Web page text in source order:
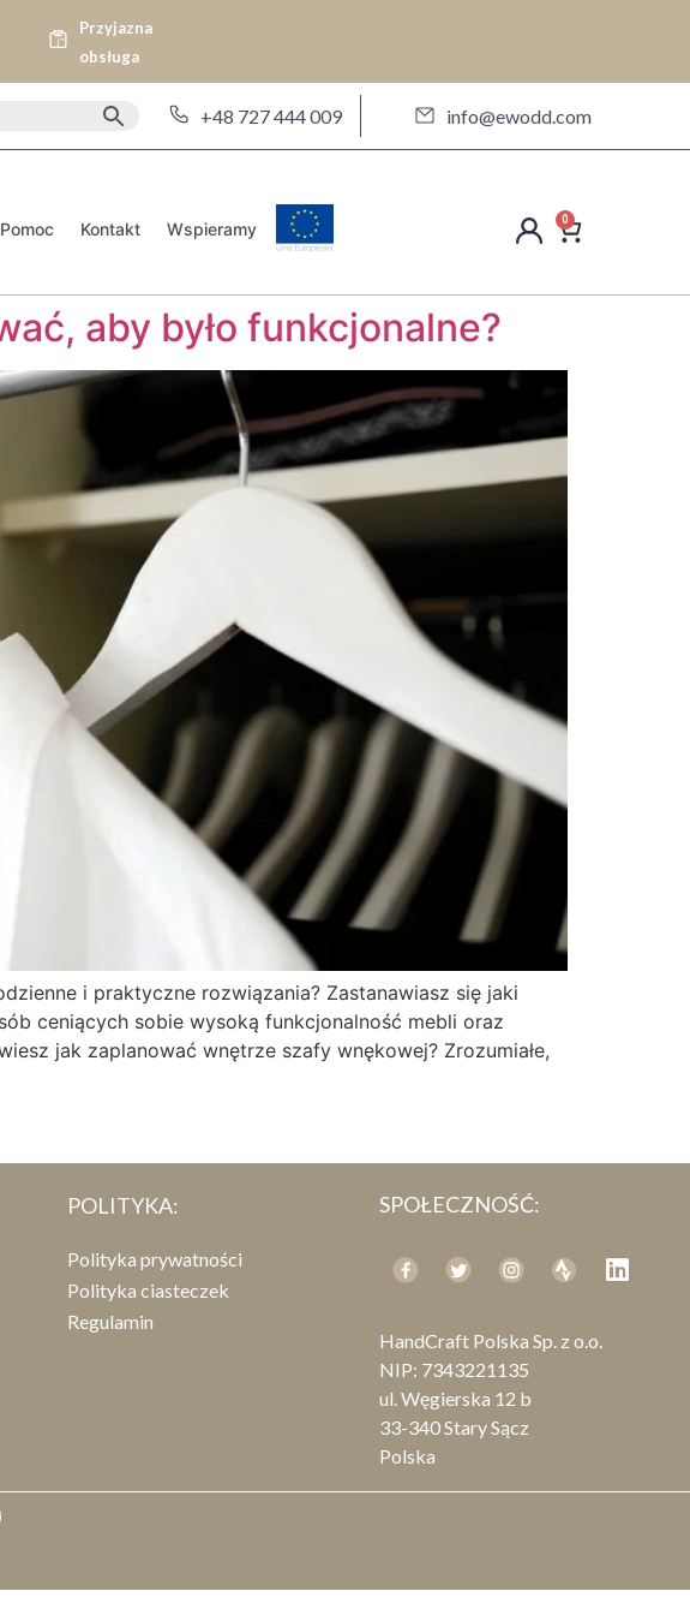
Przyjazna
obsługa
+48 727 444 009 info@ewodd.com
Pomoc Kontakt Wspieramy 0
aby było funkcjonalne?
i praktyczne rozwiązania? Zastanawiasz się jaki
ceniących sobie wysoką funkcjonalność mebli oraz
jak zaplanować wnętrze szafy wnękowej? Zrozumiałe,
POLITYKA:
Polityka prywatności
Polityka ciasteczek
Regulamin
SPOŁECZNOŚĆ:
HandCraft Polska Sp. z o.o.
NIP: 7343221135
ul. Węgierska 12 b
33-340 Stary Sącz
Polska